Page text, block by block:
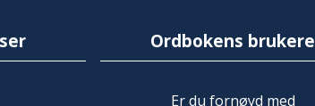
Ordbokens brukere
Er du fornøyd med